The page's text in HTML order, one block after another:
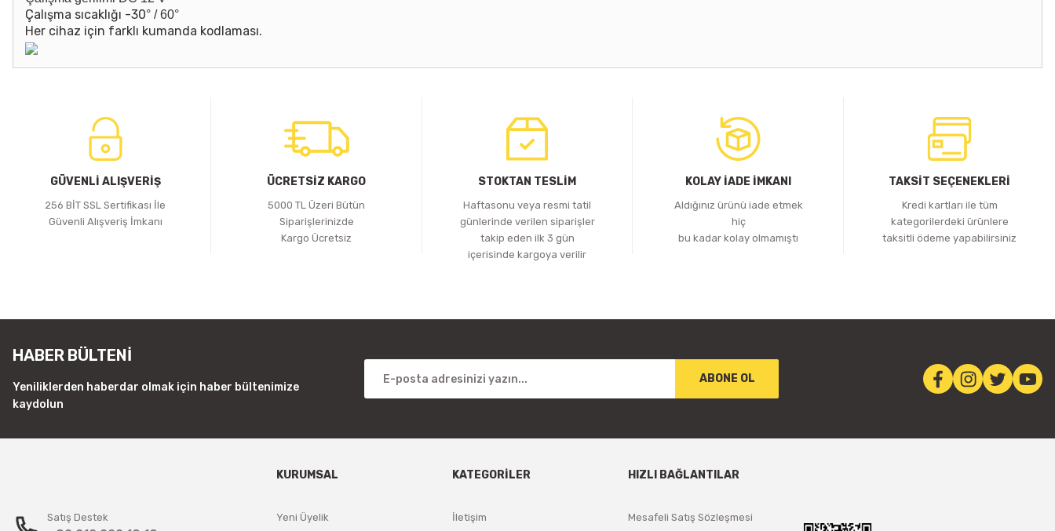
Çalışma sıcaklığı -30° / 60°
Her cihaz için farklı kumanda kodlaması.
GÜVENLİ ALIŞVERİŞ
256 BİT SSL Sertifikası İle
Güvenli Alışveriş İmkanı
ÜCRETSİZ KARGO
5000 TL Üzeri Bütün
Siparişlerinizde
Kargo Ücretsiz
STOKTAN TESLİM
Haftasonu veya resmi tatil
günlerinde verilen siparişler
takip eden ilk 3 gün
içerisinde kargoya verilir
KOLAY İADE İMKANI
Aldığınız ürünü iade etmek
hiç
bu kadar kolay olmamıştı
TAKSİT SEÇENEKLERİ
Kredi kartları ile tüm
kategorilerdeki ürünlere
taksitli ödeme yapabilirsiniz
HABER BÜLTENİ
Yeniliklerden haberdar olmak için haber bültenimize
kaydolun
ABONE OL
Satış Destek
KURUMSAL
Yeni Üyelik
KATEGORİLER
İletişim
HIZLI BAĞLANTILAR
Mesafeli Satış Sözleşmesi